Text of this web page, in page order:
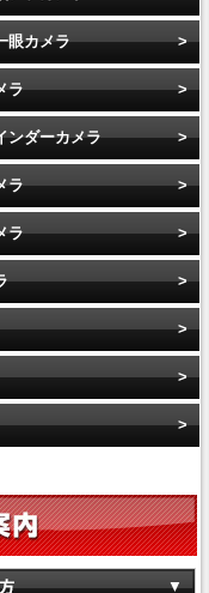
眼カメラ
ラ
ンダーカメラ
ラ
ラ